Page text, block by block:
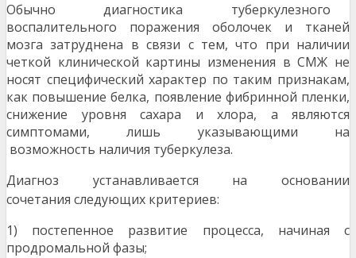
Обычно диагностика туберкулезного
воспалительного поражения оболочек и тканей
мозга затруднена в связи с тем, что при наличии
четкой клинической картины изменения в СМЖ не
носят специфический характер по таким признакам,
как повышение белка, появление фибринной пленки,
снижение уровня сахара и хлора, а являются
симптомами, лишь указывающими на
возможность наличия туберкулеза.
Диагноз устанавливается на основании
сочетания следующих критериев:
1) постепенное развитие процесса, начиная с
продромальной фазы;